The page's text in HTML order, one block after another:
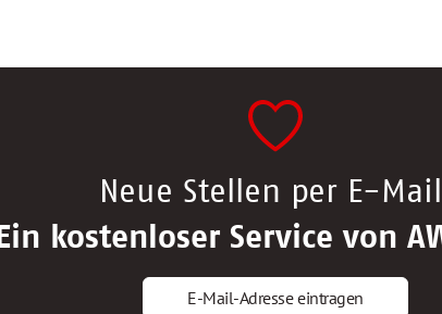
Neue Stellen per E-
Ein kostenloser Service von
E-Mail-Adresse eintragen